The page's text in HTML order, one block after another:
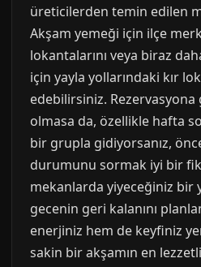
üreticilerden temin edilen
Akşam yemeği için ilçe
lokantalarını veya biraz
için yayla yollarındaki kır
edebilirsiniz.
olmasa da, özellikle hafta
bir grupla gidiyorsanız,
durumunu sormak iyi bir
mekanlarda yiyeceğiniz bir
gecenin geri kalanını
enerjiniz hem de keyfiniz
sakin bir akşamın en lezzetli